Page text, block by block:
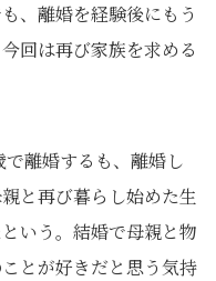
、離婚を経験後にもう
回は再び家族を求める
離婚するも、離婚し
と再び暮らし始めた生
いう。結婚で母親と物
とが好きだと思う気持